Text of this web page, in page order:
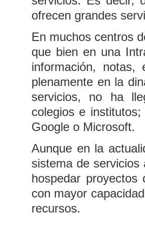
ofrecen grandes
En muchos centros
que bien en una
información,
plenamente en la
servicios, no ha
colegios e
Google o Microsoft.
Aunque en la
sistema de
hospedar proyectos
con mayor
recursos.